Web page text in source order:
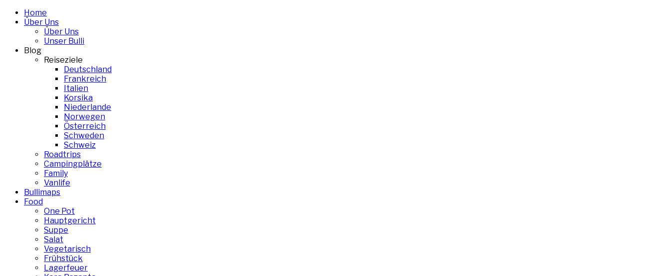
Skip
Home
Über Uns
Über Uns
Unser Bulli
Blog
Reiseziele
Deutschland
Frankreich
Italien
Korsika
Niederlande
Norwegen
Österreich
Schweden
Schweiz
Roadtrips
Campingplätze
Family
Vanlife
Bullimaps
Food
One Pot
Hauptgericht
Suppe
Salat
Vegetarisch
Frühstück
Lagerfeuer